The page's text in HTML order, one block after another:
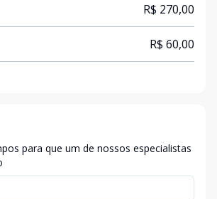
R$ 270,00
R$ 60,00
para que um de nossos especialistas